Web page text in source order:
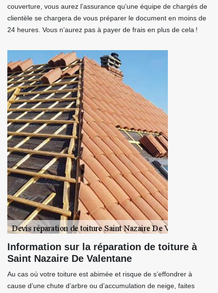
couverture, vous aurez l’assurance qu’une équipe de chargés de
clientèle se chargera de vous préparer le document en moins de
24 heures. Vous n’aurez pas à payer de frais en plus de cela !
Information sur la réparation de toiture à
Saint Nazaire De Valentane
Au cas où votre toiture est abimée et risque de s’effondrer à
cause d’une chute d’arbre ou d’accumulation de neige, faites